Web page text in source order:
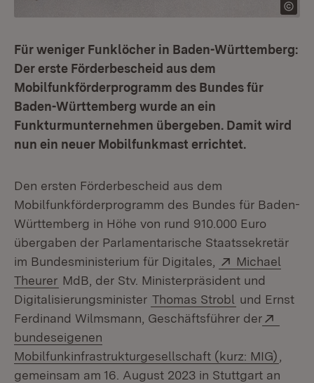
Für weniger Funklöcher in Baden-Württemberg:
Der erste Förderbescheid aus dem
Mobilfunkförderprogramm des Bundes für
Baden-Württemberg wurde an ein
Funkturmunternehmen übergeben. Damit wird
nun ein neuer Mobilfunkmast errichtet.
Den ersten Förderbescheid aus dem
Mobilfunkförderprogramm des Bundes für Baden-
Württemberg in Höhe von rund 910.000 Euro
übergaben der Parlamentarische Staatssekretär
im Bundesministerium für Digitales,
Extern:
Michael
Theurer (Öffnet in neuem Fenster)
MdB, der Stv. Ministerpräsident und
Digitalisierungsminister Thomas Strobl und Ernst
Ferdinand Wilmsmann, Geschäftsführer der
bundeseigenen
Mobilfunkinfrastrukturgesellschaft (kurz: MIG)
gemeinsam am 16. August 2023 in Stuttgart an